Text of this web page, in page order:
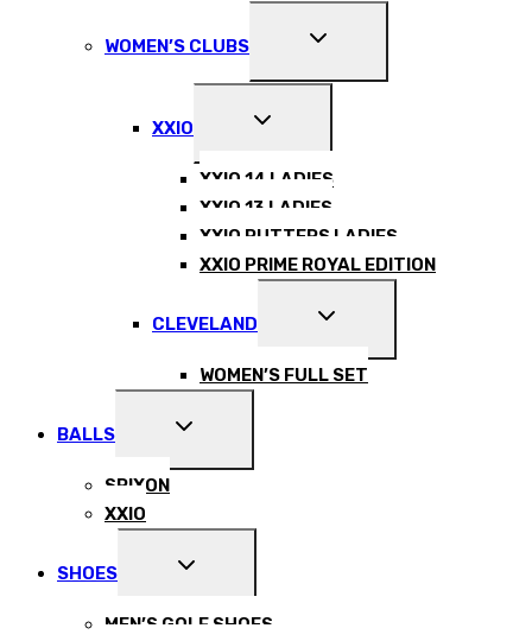
WOMEN’S CLUBS
EXPAND
MENU
XXIO
EXPAND
MENU
XXIO 14 LADIES
XXIO 13 LADIES
XXIO PUTTERS LADIES
XXIO PRIME ROYAL EDITION
CLEVELAND
EXPAND
MENU
WOMEN’S FULL SET
BALLS
EXPAND
MENU
SRIXON
XXIO
SHOES
EXPAND
MENU
MEN’S GOLF SHOES